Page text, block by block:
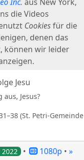
Jesu
Jesus?
(St. Petri-Gemeinde
• 1080p • »